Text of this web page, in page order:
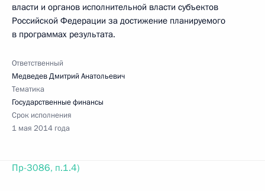
власти и органов исполнительной власти субъектов
Российской Федерации за достижение планируемого
в программах результата.
Ответственный
Медведев Дмитрий Анатольевич
Тематика
Государственные финансы
Срок исполнения
1 мая 2014 года
Пр-3086, п.1.4)